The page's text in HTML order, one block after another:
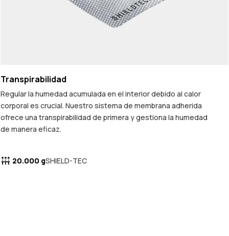
Transpirabilidad
Regular la humedad acumulada en el interior debido al calor
corporal es crucial. Nuestro sistema de membrana adherida
ofrece una transpirabilidad de primera y gestiona la humedad
de manera eficaz.
20.000 gSHIELD-TEC